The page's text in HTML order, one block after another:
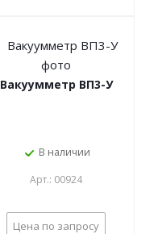
Вакуумметр ВП3-У
В наличии
Арт.: 00924
Цена по запросу